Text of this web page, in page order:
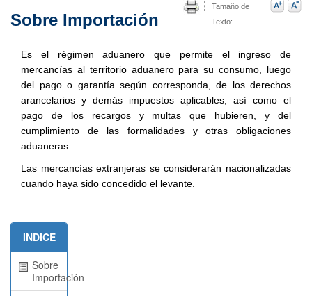
Tamaño de
Texto:
Sobre Importación
Es el régimen aduanero que permite el ingreso de
mercancías al territorio aduanero para su consumo, luego
del pago o garantía según corresponda, de los derechos
arancelarios y demás impuestos aplicables, así como el
pago de los recargos y multas que hubieren, y del
cumplimiento de las formalidades y otras obligaciones
aduaneras.
Las mercancías extranjeras se considerarán nacionalizadas
cuando haya sido concedido el levante.
INDICE
Sobre
Importación